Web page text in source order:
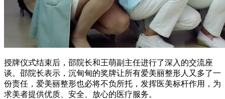
授牌仪式结束后，邵院长和王萌副主任进行了深入的交流座
谈。邵院长表示，沉甸甸的奖牌让所有爱美丽整形人又多了一
份责任，爱美丽整形也必将不负所托，发挥医美标杆作用，为
求美者提供优质、安全、放心的医疗服务。